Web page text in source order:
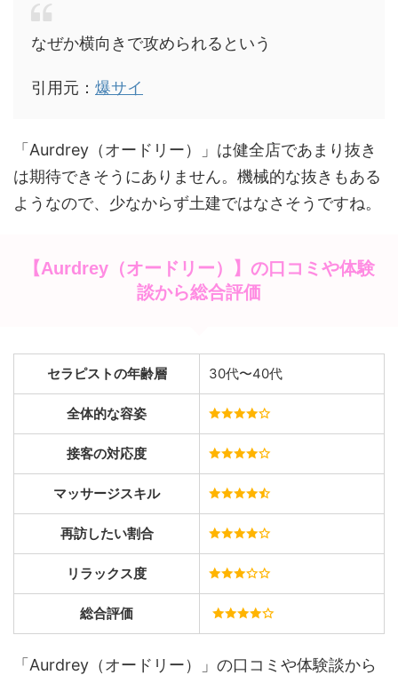
なぜか横向きで攻められるという
引用元： 爆サイ
「Aurdrey（オードリー）」は健全店であまり抜き
は期待できそうにありません。機械的な抜きもある
ようなので、少なからず土建ではなさそうですね。
【Aurdrey（オードリー）】の口コミや体験
談から総合評価
セラピストの年齢層 30代〜40代
全体的な容姿
接客の対応度
マッサージスキル
再訪したい割合
リラックス度
総合評価
「Aurdrey（オードリー）」の口コミや体験談から